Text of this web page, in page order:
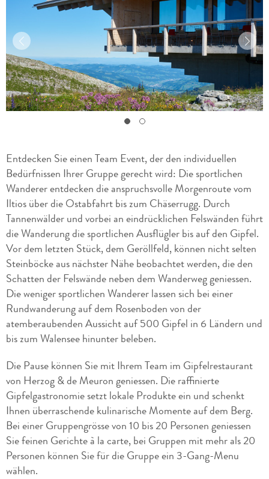
Entdecken Sie einen Team Event, der den individuellen
Bedürfnissen Ihrer Gruppe gerecht wird: Die sportlichen
Wanderer entdecken die anspruchsvolle Morgenroute vom
Iltios über die Ostabfahrt bis zum Chäserrugg. Durch
Tannenwälder und vorbei an eindrücklichen Felswänden führt
die Wanderung die sportlichen Ausflügler bis auf den Gipfel.
Vor dem letzten Stück, dem Geröllfeld, können nicht selten
Steinböcke aus nächster Nähe beobachtet werden, die den
Schatten der Felswände neben dem Wanderweg geniessen.
Die weniger sportlichen Wanderer lassen sich bei einer
Rundwanderung auf dem Rosenboden von der
atemberaubenden Aussicht auf 500 Gipfel in 6 Ländern und
bis zum Walensee hinunter beleben.
Die Pause können Sie mit Ihrem Team im Gipfelrestaurant
von Herzog & de Meuron geniessen. Die raffinierte
Gipfelgastronomie setzt lokale Produkte ein und schenkt
Ihnen überraschende kulinarische Momente auf dem Berg.
Bei einer Gruppengrösse von 10 bis 20 Personen geniessen
Sie feinen Gerichte à la carte, bei Gruppen mit mehr als 20
Personen können Sie für die Gruppe ein 3-Gang-Menu
wählen.